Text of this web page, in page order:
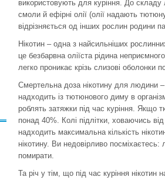
використовують для куріння. До складу
смоли й ефірні олії (олії надають
відрізняється од інших рослин родини
Нікотин – одна з найсильніших
це безбарвна оліїста рідина
легко проникає крізь слизові оболонки
Смертельна доза нікотину для людини –
надходить із тютюнового диму в
роблять затяжки під час куріння. Якщо
понад 40%. Колі підлітки, ховаючись
надходить максимальна кількість
нікотину. Ви недовірливо
помирати.
Та річ у тім, що під час куріння нікотин